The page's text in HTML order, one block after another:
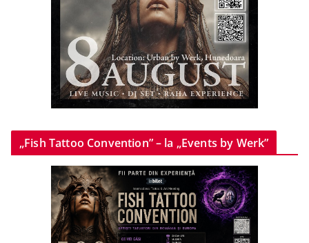
„Fish Tattoo Convention” – la „Events by Werk”